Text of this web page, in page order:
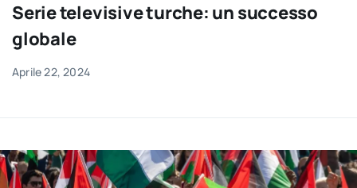
Serie televisive turche: un successo
globale
Aprile 22, 2024